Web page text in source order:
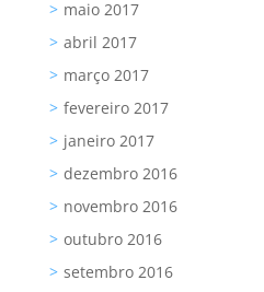
maio 2017
abril 2017
março 2017
fevereiro 2017
janeiro 2017
dezembro 2016
novembro 2016
outubro 2016
setembro 2016